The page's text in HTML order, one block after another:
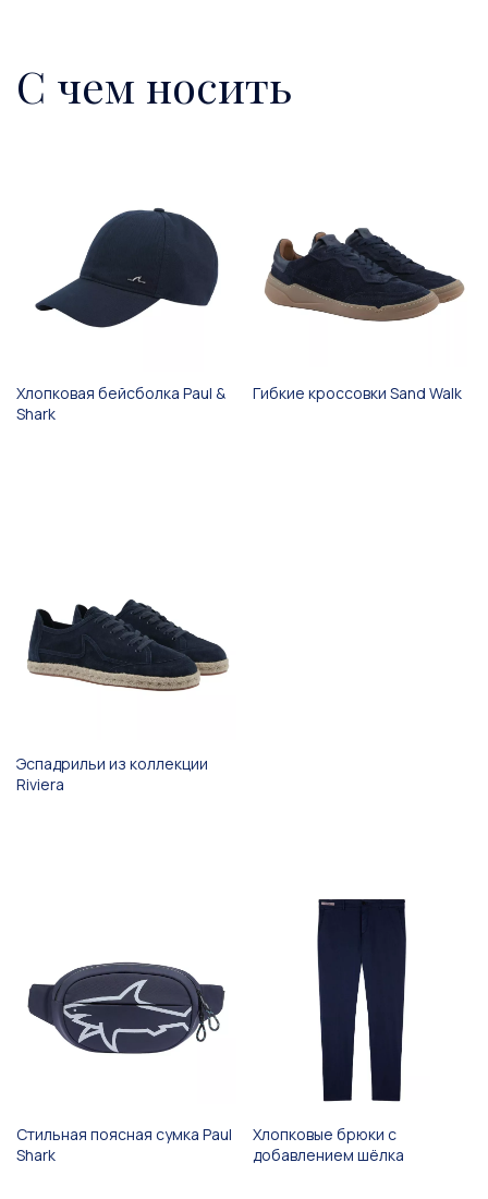
С чем носить
Хлопковая бейсболка Paul &
Shark
Гибкие кроссовки Sand Walk
Эспадрильи из коллекции
Riviera
Стильная поясная сумка Paul
Shark
Хлопковые брюки с
добавлением шёлка